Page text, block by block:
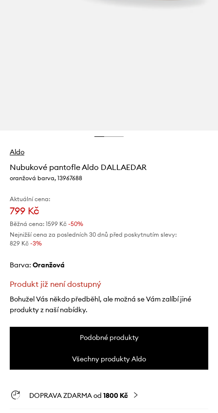
Aldo
Nubukové pantofle Aldo DALLAEDAR
oranžová barva, 13967688
Aktuální cena:
799 Kč
Běžná cena: 1599 Kč -50%
Nejnižší cena za posledních 30 dnů před poskytnutím slevy:
829 Kč -3%
Barva: oranžová
Produkt již není dostupný
Bohužel Vás někdo předběhl, ale možná se Vám zalíbí jiné
produkty z naší nabídky.
Podobné produkty
Všechny produkty Aldo
DOPRAVA ZDARMA od 1800 Kč